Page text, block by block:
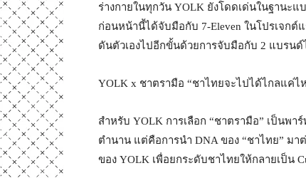
ร่างกายในทุกวัน YOLK ยังโดดเด่นในฐานะ
ก่อนหน้านี้ได้จับมือกับ 7-Eleven ในโปรเจก
ดันตัวเองไปอีกขั้นด้วยการจับมือกับ 2 แบรน
YOLK x ชาตรามือ “ชาไทยจะไปได้ไกลแค่ไ
สำหรับ YOLK การเลือก “ชาตรามือ” เป็นพ
ตำนาน แต่คือการนำ DNA ของ “ชาไทย” ม
ของ YOLK เพื่อยกระดับชาไทยให้กลายเป็น